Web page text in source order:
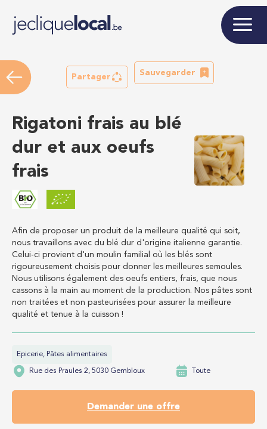
Partager
Sauvegarder
Rigatoni frais au blé
dur et aux oeufs
frais
Afin de proposer un produit de la meilleure qualité qui soit,
nous travaillons avec du blé dur d'origine italienne garantie.
Celui-ci provient d'un moulin familial où les blés sont
rigoureusement choisis pour donner les meilleures semoules.
Nous utilisons également des oeufs entiers, frais, que nous
cassons à la main au moment de la production. Nos pâtes sont
non traitées et non pasteurisées pour assurer la meilleure
qualité et tenue à la cuisson !
Epicerie, Pâtes alimentaires
Rue des Praules 2, 5030 Gembloux Toute
Demander une offre